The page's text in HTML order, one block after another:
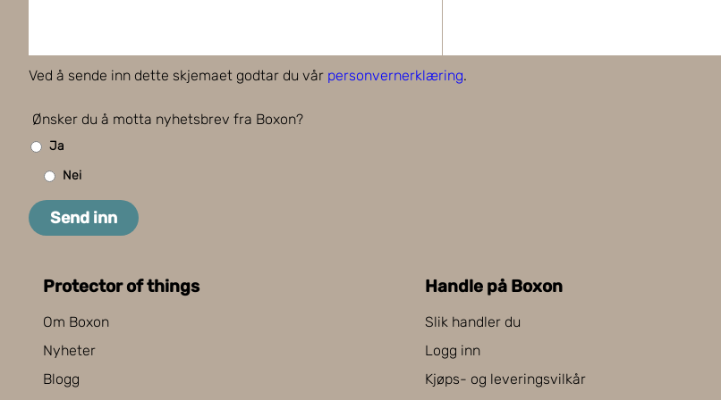
Ved å sende inn dette skjemaet godtar du vår personvernerklæring.
Ønsker du å motta nyhetsbrev fra Boxon?
Ja
Nei
Send inn
Protector of things
Om Boxon
Nyheter
Blogg
Handle på Boxon
Slik handler du
Logg inn
Kjøps- og leveringsvilkår